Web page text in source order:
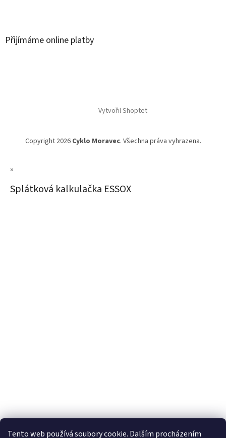
Tento web používá soubory cookie. Dalším procházením
Přijímáme online platby
Vytvořil Shoptet
Copyright 2026 Cyklo Moravec. Všechna práva vyhrazena.
×
Splátková kalkulačka ESSOX